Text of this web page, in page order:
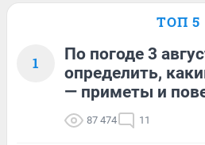
ТОП 5
1
По погоде 3
определить,
— приметы и
87 474 11